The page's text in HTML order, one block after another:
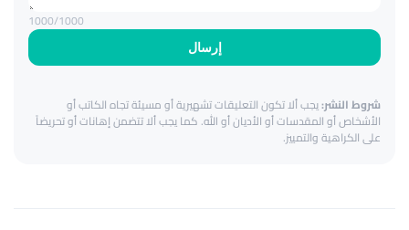
إرسال
1000/1000
شروط النشر:يجب ألا تكون التعليقات تشهيرية أو مسيئة تجاه الكاتب أو
الأشخاص أو المقدسات أو الأديان أو الله. كما يجب ألا تتضمن إهانات أو تحريضاً
على الكراهية والتمييز.